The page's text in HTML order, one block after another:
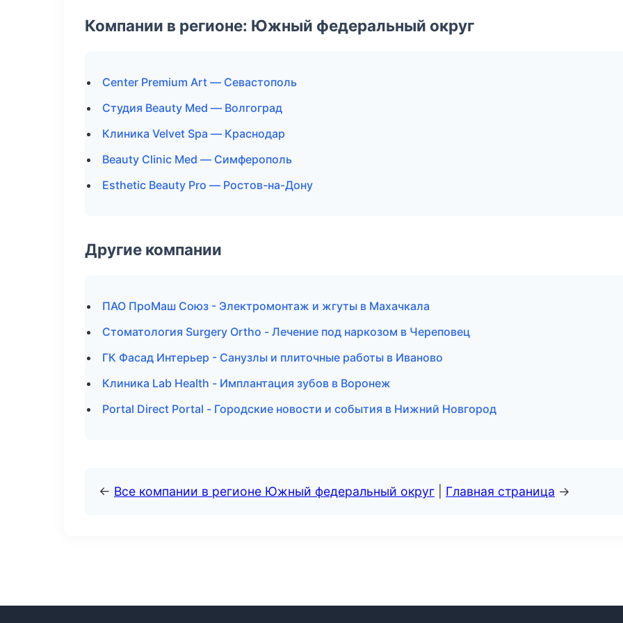
Компании в регионе: Южный федеральный округ
Center Premium Art — Севастополь
Студия Beauty Med — Волгоград
Клиника Velvet Spa — Краснодар
Beauty Clinic Med — Симферополь
Esthetic Beauty Pro — Ростов-на-Дону
Другие компании
ПАО ПроМаш Союз - Электромонтаж и жгуты в Махачкала
Стоматология Surgery Ortho - Лечение под наркозом в Череповец
ГК Фасад Интерьер - Санузлы и плиточные работы в Иваново
Клиника Lab Health - Имплантация зубов в Воронеж
Portal Direct Portal - Городские новости и события в Нижний Новгород
← Все компании в регионе Южный федеральный округ Главная страница →